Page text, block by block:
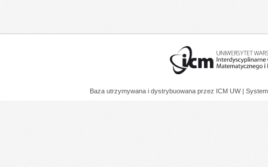
Baza utrzymywana i dystrybuowana przez ICM UW |